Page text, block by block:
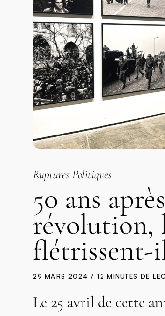
Ruptures Politiques
50 ans
révolution,
flétrissent-
29 MARS 2024 12 MINUTES DE
Le 25 avril de cette